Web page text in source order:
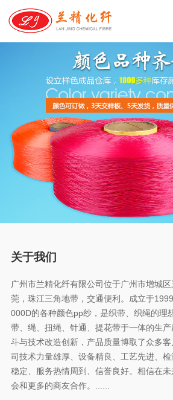
关于我们
广州市兰精化纤有限公司位于广州市增城
莞，珠江三角地带，交通便利。成立于
000D的各种颜色pp纱，是织带、织绳的理
带、绳、扭绳、针通、提花带于一体的生
斗与技术改造创新，产品质量博取了众多
司技术力量雄厚、设备精良、工艺先进、
稳定、服务热情周到、信誉良好。相信在
会和更多的商友合作。......